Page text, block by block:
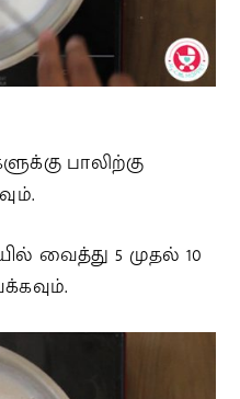
பாலிற்கு
வைத்து 5 முதல் 10